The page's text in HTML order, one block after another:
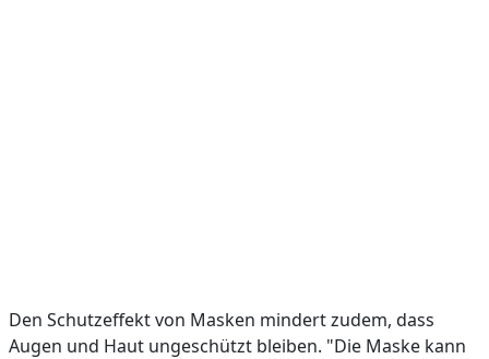
Den Schutzeffekt von Masken mindert zudem, dass
Augen und Haut ungeschützt bleiben. "Die Maske kann